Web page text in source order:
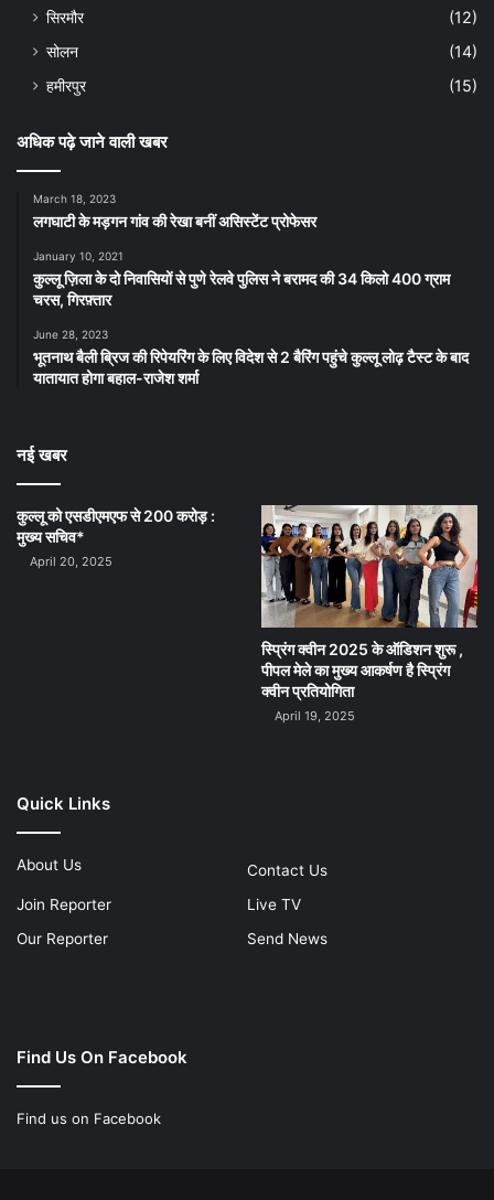
सिरमौर
(12)
सोलन
(14)
हमीरपुर
(15)
अधिक पढ़े जाने वाली खबर
March 18, 2023
लगघाटी के मड़गन गांव की रेखा बनीं असिस्टेंट प्रोफेसर
January 10, 2021
कुल्लू ज़िला के दो निवासियों से पुणे रेलवे पुलिस ने बरामद की 34 किलो 400 ग्राम
चरस, गिरफ़्तार
June 28, 2023
भूतनाथ बैली ब्रिज की रिपेयरिंग के लिए विदेश से 2 बैरिंग पहुंचे कुल्लू लोढ़ टैस्ट के बाद
यातायात होगा बहाल-राजेश शर्मा
नई खबर
कुल्लू को एसडीएमएफ से 200 करोड़ :
मुख्य सचिव*
April 20, 2025
स्प्रिंग क्वीन 2025 के ऑडिशन शुरू ,
पीपल मेले का मुख्य आकर्षण है स्प्रिंग
क्वीन प्रतियोगिता
April 19, 2025
Quick Links
About Us
Contact Us
Join Reporter
Live TV
Our Reporter
Send News
Find Us On Facebook
Find us on Facebook